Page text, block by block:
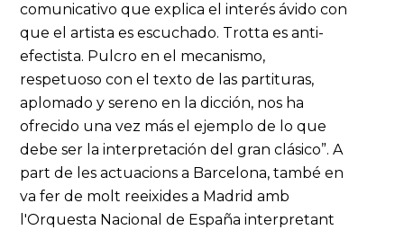
comunicativo que explica el interés ávido con
que el artista es escuchado. Trotta es anti-
efectista. Pulcro en el mecanismo,
respetuoso con el texto de las partituras,
aplomado y sereno en la dicción, nos ha
ofrecido una vez más el ejemplo de lo que
debe ser la interpretación del gran clásico”. A
part de les actuacions a Barcelona, també en
va fer de molt reeixides a Madrid amb
l'Orquesta Nacional de España interpretant